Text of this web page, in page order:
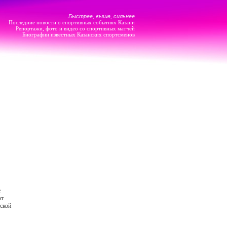
Быстрее, выше, сильнее
Последние новости о спортивных событиях Казани
Репортажи, фото и видео со спортивных матчей
Биографии известных Казанских спортсменов